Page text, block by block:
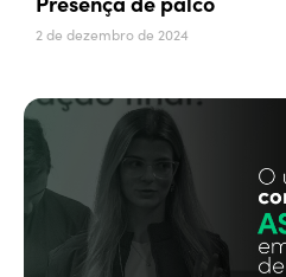
2 de dezembro de 2024